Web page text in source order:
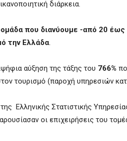
διάρκεια.
που διανύουμε -από 20 έως
την Ελλάδα.
αύξηση της τάξης του 766%
τουρισμό (παροχή υπηρεσιών
Ελληνικής Στατιστικής
οι επιχειρήσεις του